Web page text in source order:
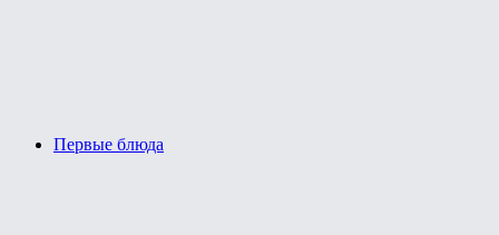
Первые блюда